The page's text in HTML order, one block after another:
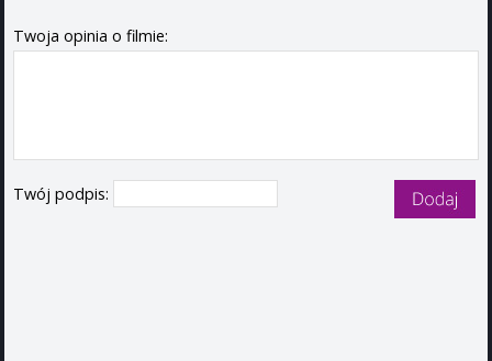
Twoja opinia o filmie:
Twój podpis: